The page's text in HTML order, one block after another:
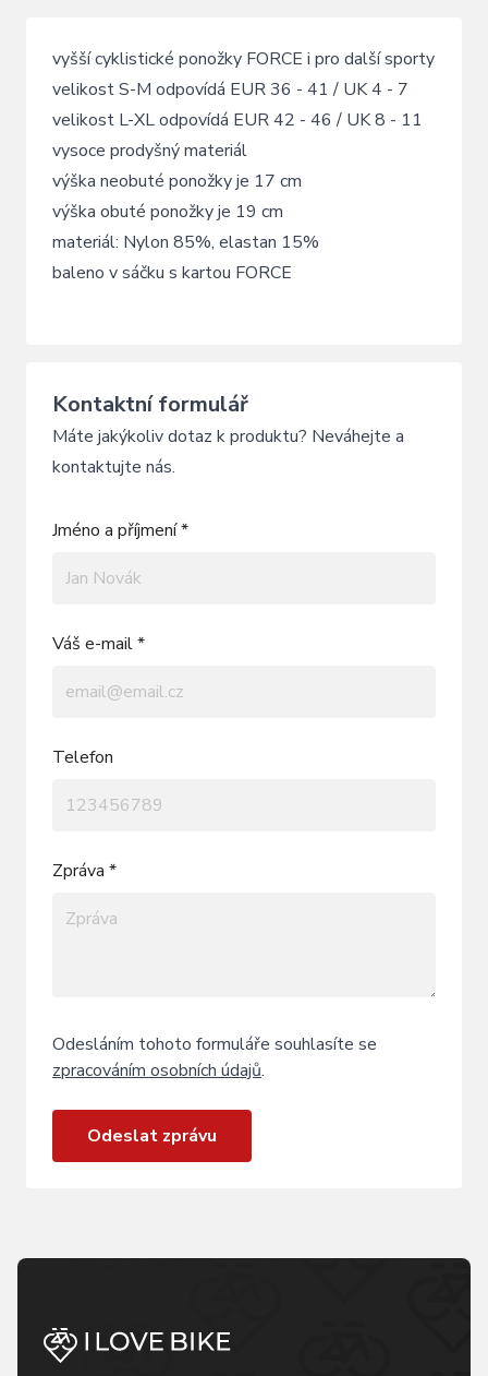
vyšší cyklistické ponožky FORCE i pro další sporty
velikost S-M odpovídá EUR 36 - 41 / UK 4 - 7
velikost L-XL odpovídá EUR 42 - 46 / UK 8 - 11
vysoce prodyšný materiál
výška neobuté ponožky je 17 cm
výška obuté ponožky je 19 cm
materiál: Nylon 85%, elastan 15%
baleno v sáčku s kartou FORCE
Kontaktní formulář
Máte jakýkoliv dotaz k produktu? Neváhejte a
kontaktujte nás.
Jméno a příjmení *
Váš e-mail *
Telefon
Zpráva *
Odesláním tohoto formuláře souhlasíte se
zpracováním osobních údajů.
Odeslat zprávu